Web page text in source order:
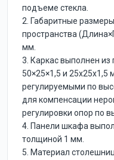
подъеме стекла.
2. Габаритные
пространства
мм.
3. Каркас выполнен
50×25×1,5 и
регулируемыми по
для компенсации
регулировки опор по
4. Панели шкафа
толщиной 1 мм.
5. Материал